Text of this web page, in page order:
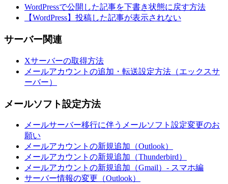
WordPressで公開した記事を下書き状態に戻す方法
【WordPress】投稿した記事が表示されない
サーバー関連
Xサーバーの取得方法
メールアカウントの追加・転送設定方法（エックスサ
ーバー）
メールソフト設定方法
メールサーバー移行に伴うメールソフト設定変更のお
願い
メールアカウントの新規追加（Outlook）
メールアカウントの新規追加（Thunderbird）
メールアカウントの新規追加（Gmail）- スマホ編
サーバー情報の変更（Outlook）